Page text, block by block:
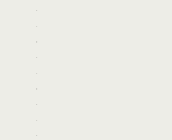
.
.
.
.
.
.
.
.
.